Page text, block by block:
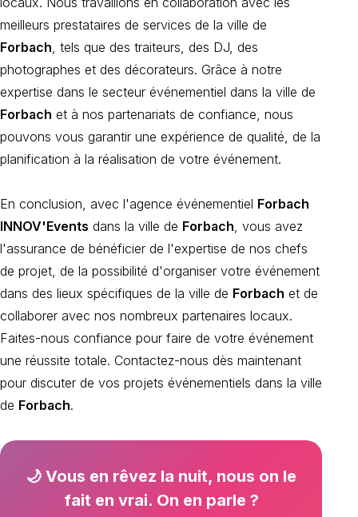
meilleurs prestataires de services de la ville de
Forbach, tels que des traiteurs, des DJ, des
photographes et des décorateurs. Grâce à notre
expertise dans le secteur événementiel dans la ville de
Forbach et à nos partenariats de confiance, nous
pouvons vous garantir une expérience de qualité, de la
planification à la réalisation de votre événement.
En conclusion, avec l'agence événementiel Forbach
INNOV'Events dans la ville de Forbach, vous avez
l'assurance de bénéficier de l'expertise de nos chefs
de projet, de la possibilité d'organiser votre événement
dans des lieux spécifiques de la ville de Forbach et de
collaborer avec nos nombreux partenaires locaux.
Faites-nous confiance pour faire de votre événement
une réussite totale. Contactez-nous dès maintenant
pour discuter de vos projets événementiels dans la ville
de Forbach.
🌙 Vous en rêvez la nuit, nous on le
fait en vrai. On en parle ?